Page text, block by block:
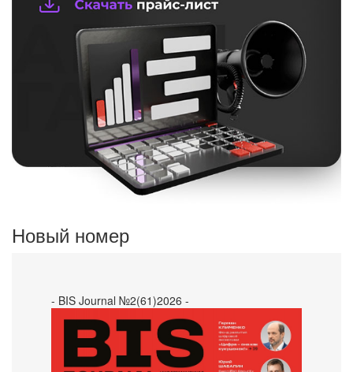
Новый номер
- BIS Journal №2(61)2026 -